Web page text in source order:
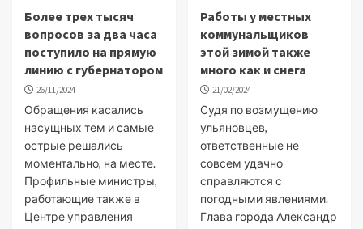
Более трех тысяч
вопросов за два часа
поступило на прямую
линию с губернатором
26/11/2024
Обращения касались
насущных тем и самые
острые решались
моментально, на месте.
Профильные министры,
работающие также в
Центре управления
Работы у местных
коммунальщиков
этой зимой также
много как и снега
21/02/2024
Судя по возмущению
ульяновцев,
ответственные не
совсем удачно
справляются с
погодными явлениями.
Глава города Александр